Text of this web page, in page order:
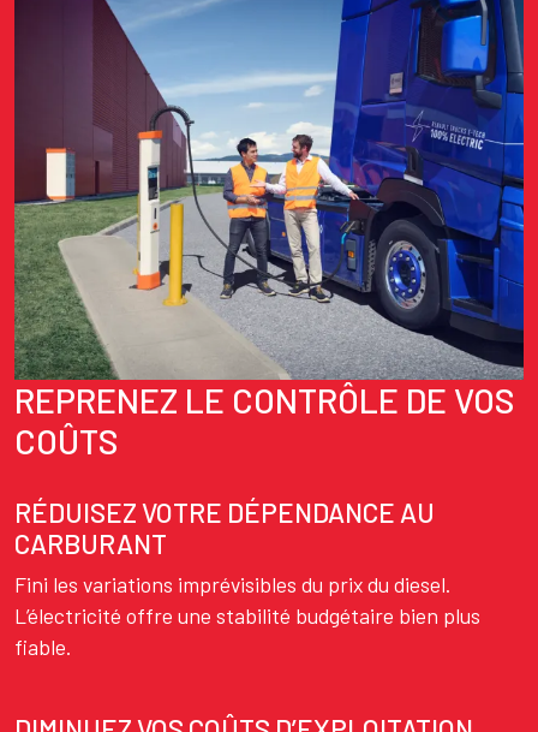
Texte
REPRENEZ LE CONTRÔLE DE VOS
COÛTS
RÉDUISEZ VOTRE DÉPENDANCE AU
CARBURANT
Fini les variations imprévisibles du prix du diesel.
L’électricité offre une stabilité budgétaire bien plus
fiable.